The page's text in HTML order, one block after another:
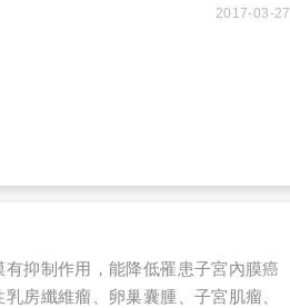
2017-03-27
抑制作用，能降低罹患子宮內膜癌
房纖維瘤、卵巢囊腫、子宮肌瘤、